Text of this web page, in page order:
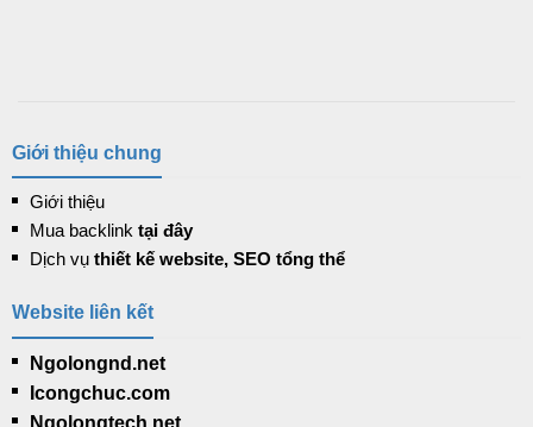
Giới thiệu chung
Giới thiệu
Mua backlink tại đây
Dịch vụthiết kế website, SEO tổng thể
Website liên kết
Ngolongnd.net
Icongchuc.com
Ngolongtech.net